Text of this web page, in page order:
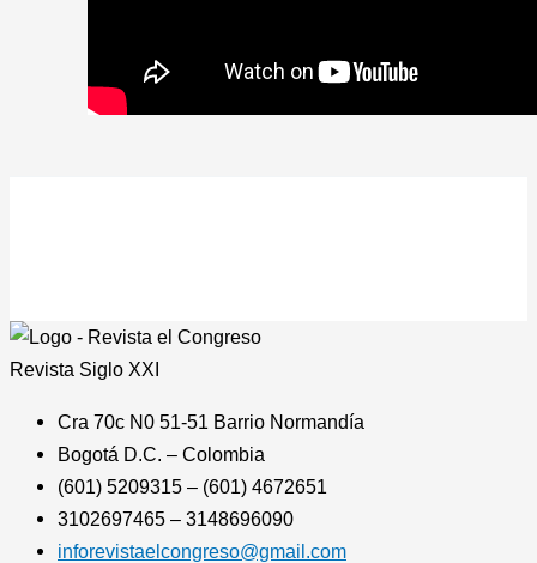
Revista Siglo XXI
Cra 70c N0 51-51 Barrio Normandía
Bogotá D.C. – Colombia
(601) 5209315 – (601) 4672651
3102697465 – 3148696090
inforevistaelcongreso@gmail.com